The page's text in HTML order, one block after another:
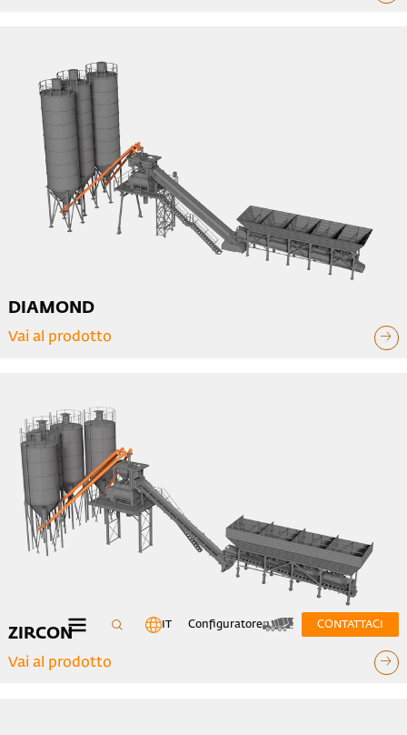
IT Configuratore CONTATTACI
DIAMOND
Vai al prodotto
ZIRCON
Vai al prodotto